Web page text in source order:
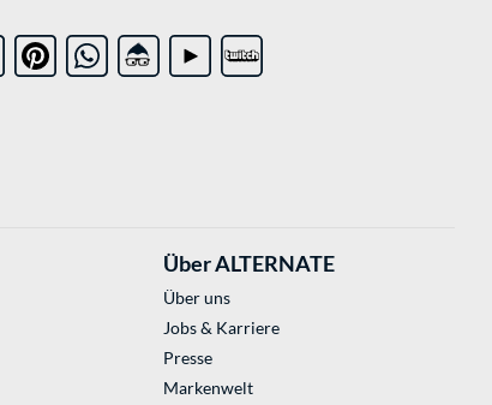
Über ALTERNATE
Über uns
Jobs & Karriere
Presse
Markenwelt